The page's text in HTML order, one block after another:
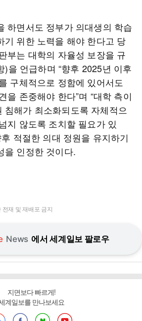
하면서도 정부가 의대생의 학습
기 위한 노력을 해야 한다고 당
부는 대학의 자율성 보장을 규
)을 언급하며 “향후 2025년 이후
구체적으로 정함에 있어서도
을 존중해야 한다”며 “대학 측이
침해가 최소화되도록 자체적으
지 않도록 조치할 필요가 있
적절한 의대 정원을 유지하기
을 인정한 것이다.
재 및 재배포 금지
News 에서 세계일보 팔로우
지면보다 빠르게!
계일보를 만나보세요